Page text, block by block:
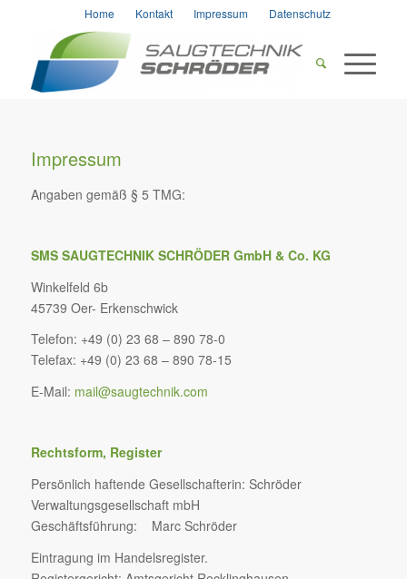
Home Kontakt Impressum Datenschutz
Impressum
Angaben gemäß § 5 TMG:
SMS SAUGTECHNIK SCHRÖDER GmbH & Co. KG
Winkelfeld 6b
45739 Oer- Erkenschwick
Telefon: +49 (0) 23 68 – 890 78-0
Telefax: +49 (0) 23 68 – 890 78-15
E-Mail: mail@saugtechnik.com
Rechtsform, Register
Persönlich haftende Gesellschafterin: Schröder
Verwaltungsgesellschaft mbH
Geschäftsführung: Marc Schröder
Eintragung im Handelsregister.